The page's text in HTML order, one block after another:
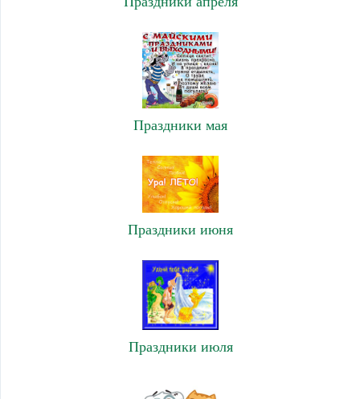
Праздники мая
Праздники июня
Праздники июля